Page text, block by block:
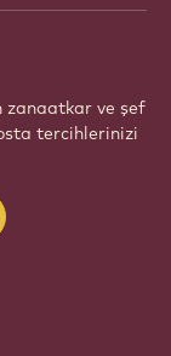
zanaatkar ve şef
tercihlerinizi